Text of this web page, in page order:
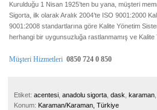
Kurulduğu 1 Nisan 1925’ten bu yana, müşteri
Sigorta, ilk olarak Aralık 2004’te ISO 9001:2000
9001:2008 standartlarına göre Kalite Yönetim
herhangi bir uygunsuzluğa rastlanmamış ve Kalite
Müşteri Hizmetleri 0850 724 0 850
Etiket: acentesi anadolu sigorta dask karaman
Konum: Karaman/Karaman, Türkiye